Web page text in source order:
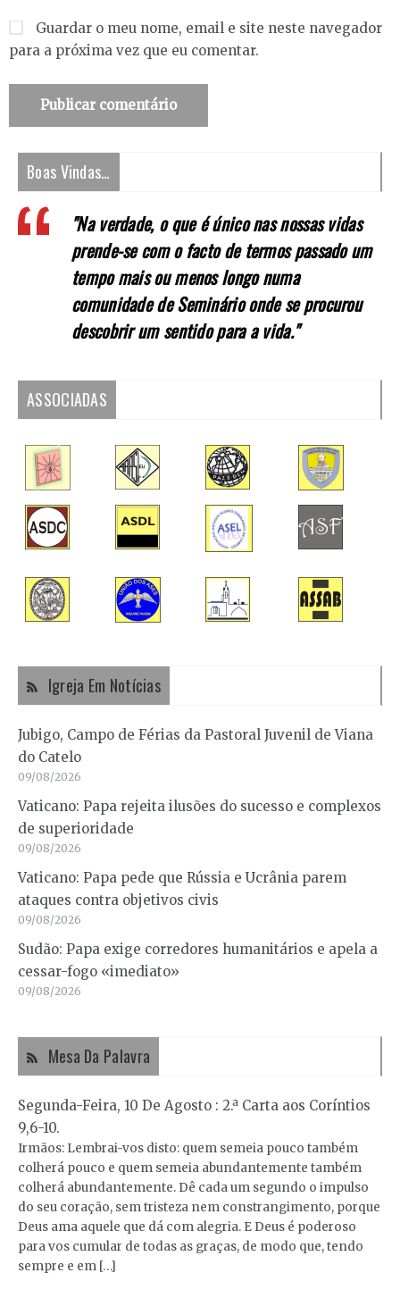
Guardar o meu nome, email e site neste navegador
para a próxima vez que eu comentar.
Boas Vindas…
"Na verdade, o que é único nas nossas vidas
prende-se com o facto de termos passado um
tempo mais ou menos longo numa
comunidade de Seminário onde se procurou
descobrir um sentido para a vida."
ASSOCIADAS
Igreja Em Notícias
Jubigo, Campo de Férias da Pastoral Juvenil de Viana
do Catelo
09/08/2026
Vaticano: Papa rejeita ilusões do sucesso e complexos
de superioridade
09/08/2026
Vaticano: Papa pede que Rússia e Ucrânia parem
ataques contra objetivos civis
09/08/2026
Sudão: Papa exige corredores humanitários e apela a
cessar-fogo «imediato»
09/08/2026
Mesa Da Palavra
Segunda-Feira, 10 De Agosto : 2.ª Carta aos Coríntios
9,6-10.
Irmãos: Lembrai-vos disto: quem semeia pouco também
colherá pouco e quem semeia abundantemente também
colherá abundantemente. Dê cada um segundo o impulso
do seu coração, sem tristeza nem constrangimento, porque
Deus ama aquele que dá com alegria. E Deus é poderoso
para vos cumular de todas as graças, de modo que, tendo
sempre e em […]